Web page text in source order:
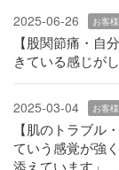
2025-06-26 お客
【股関節痛・自
きている感じがし
2025-03-04 お客
【肌のトラブル
ていう感覚が強
添えています」